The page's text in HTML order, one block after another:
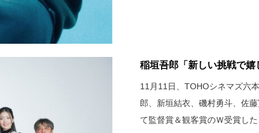
稲垣吾郎「新しい挑戦で
11月11日、TOHOシネマズ六
郎、新垣結衣、磯村勇斗、佐
て監督賞＆観客賞のＷ受賞し